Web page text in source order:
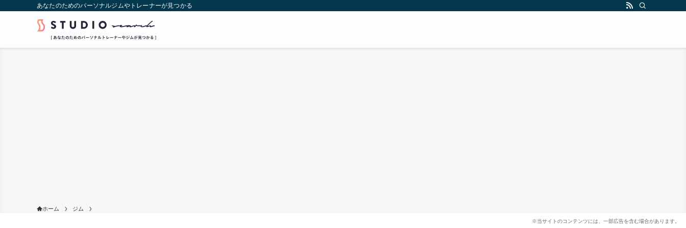
あなたのためのパーソナルジムやトレーナーが見つかる
ホーム ジム